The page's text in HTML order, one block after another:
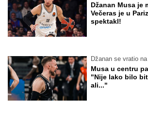
Džanan Musa je
Večeras je u
spektakl!
Džanan se vratio
Musa u centru
"Nije lako bilo
ali..."